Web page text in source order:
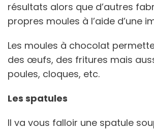
résultats alors que d’autres
propres moules à l’aide d’une
Les moules à chocolat
des œufs, des fritures mais
poules, cloques, etc.
Les spatules
Il va vous falloir une spatule